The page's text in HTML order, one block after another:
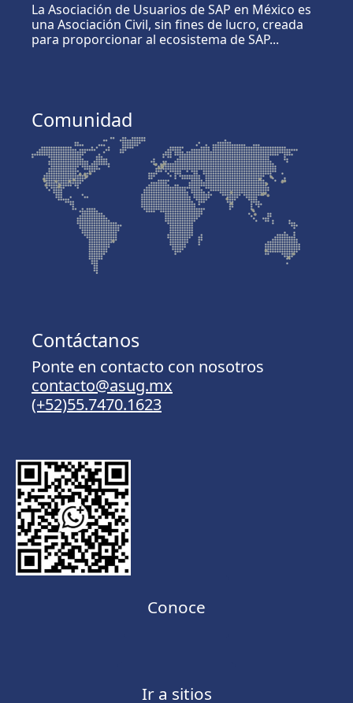
La Asociación de Usuarios de SAP en México es
una Asociación Civil, sin fines de lucro, creada
para proporcionar al ecosistema de SAP...
Comunidad
Contáctanos
Ponte en contacto con nosotros
contacto@asug.mx
(+52)55.7470.1623
Conoce
Ir a sitios